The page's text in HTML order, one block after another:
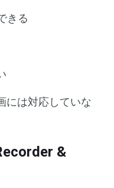
きる
には対応していな
&